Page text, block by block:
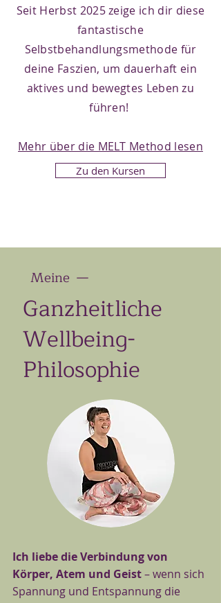
Seit Herbst 2025 zeige ich dir diese
fantastische
Selbstbehandlungsmethode für
deine Faszien, um dauerhaft ein
aktives und bewegtes Leben zu
führen!
Mehr über die MELT Method lesen
Zu den Kursen
Meine —
Ganzheitliche
Wellbeing-
Philosophie
Ich liebe die Verbindung von
Körper, Atem und Geist– wenn sich
Spannung und Entspannung die